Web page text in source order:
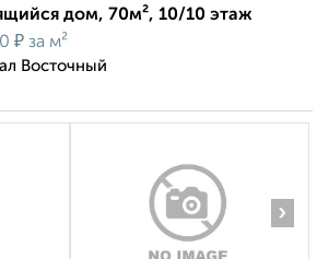
дом, 70м², 10/10 этаж
₽ за м²
Восточный
›